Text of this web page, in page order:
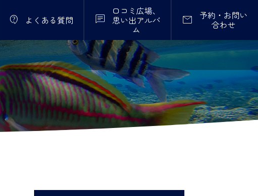
 よくある質問 
口コミ広場、
思い出アルバ
ム
 予約・お問い
合わせ